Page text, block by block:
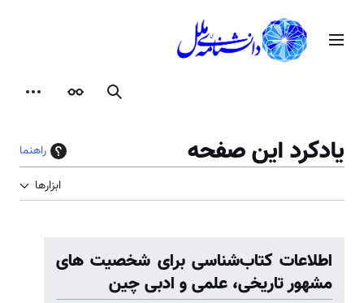
محتوامنوی اصلی
جستجوظاهر
یادکرد این صفحه
راهنما
ابزارها
اطلاعات کتاب‌شناسی برای شخصیت های
مشهور تاریخی، علمی و ادبی چین